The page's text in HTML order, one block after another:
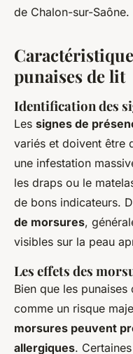
de Chalon-sur-Saône.
punaises de lit
Identification des
Les signes de
variés et doivent être
une infestation
les draps ou le
de bons indicateurs.
de morsures,
visibles sur la peau
Les effets des
Bien que les
comme un risque
morsures peuvent
allergiques.